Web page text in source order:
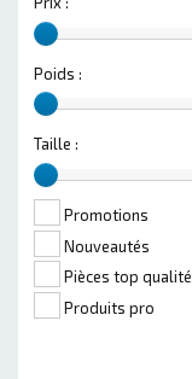
Poids :
Taille :
Promotions
Nouveautés
Pièces top qualité
Produits pro